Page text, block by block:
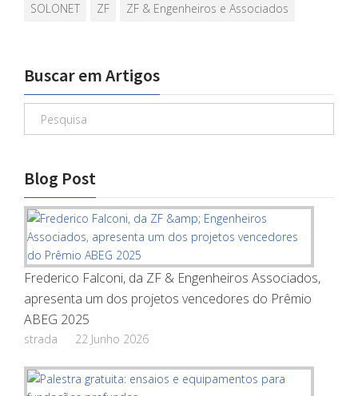
SOLONET
ZF ZF & Engenheiros e Associados
Buscar em Artigos
Blog Post
Frederico Falconi, da ZF & Engenheiros Associados,
apresenta um dos projetos vencedores do Prêmio
ABEG 2025
strada 22 Junho 2026